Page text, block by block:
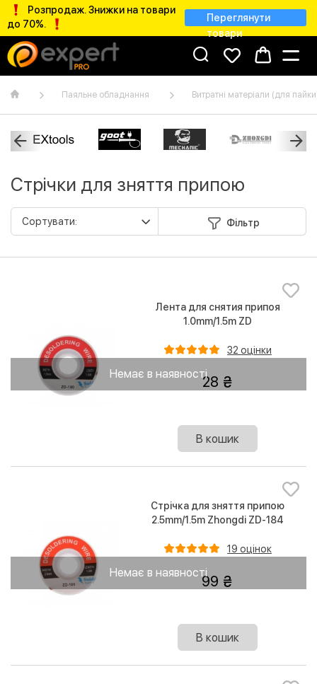
Розпродаж. Знижки на товари
до 70%.
Переглянути
товари
Паяльне обладнання Витратні матеріали (для
Стрічки для зняття припою
Фільтр
Немає в наявності
Лента для снятия припоя
1.0mm/1.5m ZD
32 оцінки
28
В кошик
Немає в наявності
Стрічка для зняття припою
2.5mm/1.5m Zhongdi ZD-184
19 оцінок
99
В кошик